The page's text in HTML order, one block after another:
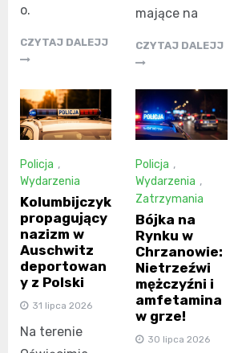
o.
CZYTAJ DALEJJ
mające na
CZYTAJ DALEJJ
Policja ,
Wydarzenia
Kolumbijczyk
propagujący
nazizm w
Auschwitz
deportowan
y z Polski
31 lipca 2026
Na terenie
Policja ,
Wydarzenia ,
Zatrzymania
Bójka na
Rynku w
Chrzanowie:
Nietrzeźwi
mężczyźni i
amfetamina
w grze!
30 lipca 2026